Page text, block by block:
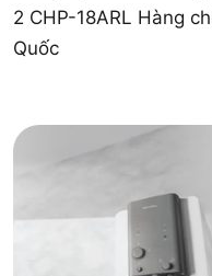
2 CHP-18ARL Hàng
Quốc